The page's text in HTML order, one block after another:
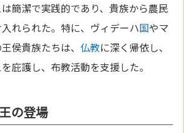
簡潔で実践的であり、貴族から農民
れられた。特に、ヴィデーハ国やマ
侯貴族たちは、仏教に深く帰依し、
庇護し、布教活動を支援した。
の登場